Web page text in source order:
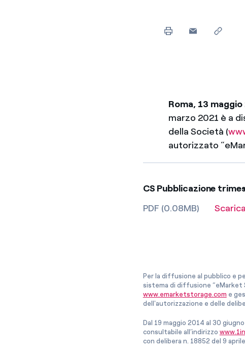
Il canale dove segnalare
Roma, 13
marzo 2021 è a
della Società (
autorizzato
CS Pubblicazione
PDF (0.08MB)
Scarica
Per la diffusione al pubblico e
sistema di diffusione “eMarket
www.emarketstorage.com e
dell'autorizzazione e delle
Dal 19 maggio 2014 al 30
consultabile all’indirizzo
con delibera n. 18852 del 9